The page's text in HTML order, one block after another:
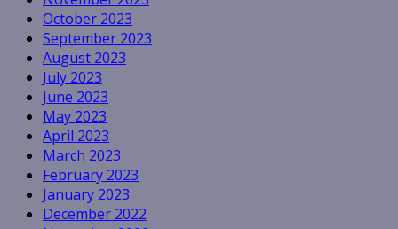
October 2023
September 2023
August 2023
July 2023
June 2023
May 2023
April 2023
March 2023
February 2023
January 2023
December 2022